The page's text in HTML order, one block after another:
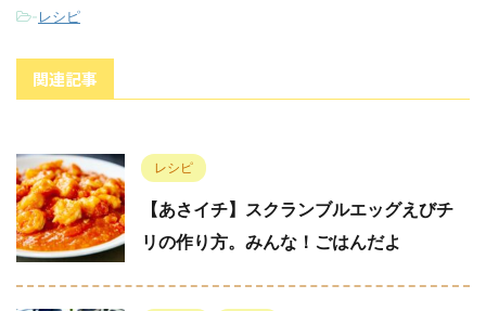
-レシピ
関連記事
レシピ
【あさイチ】スクランブルエッグえびチ
リの作り方。みんな！ごはんだよ